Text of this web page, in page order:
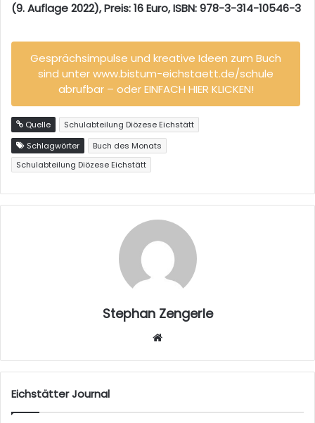
(9. Auflage 2022), Preis: 16 Euro, ISBN: 978-3-314-10546-3
Gesprächsimpulse und kreative Ideen zum Buch
sind unter www.bistum-eichstaett.de/schule
abrufbar – oder EINFACH HIER KLICKEN!
Quelle
Schulabteilung Diözese Eichstätt
Schlagwörter
Buch des Monats
Schulabteilung Diözese Eichstätt
Stephan Zengerle
sei
Eichstätter Journal